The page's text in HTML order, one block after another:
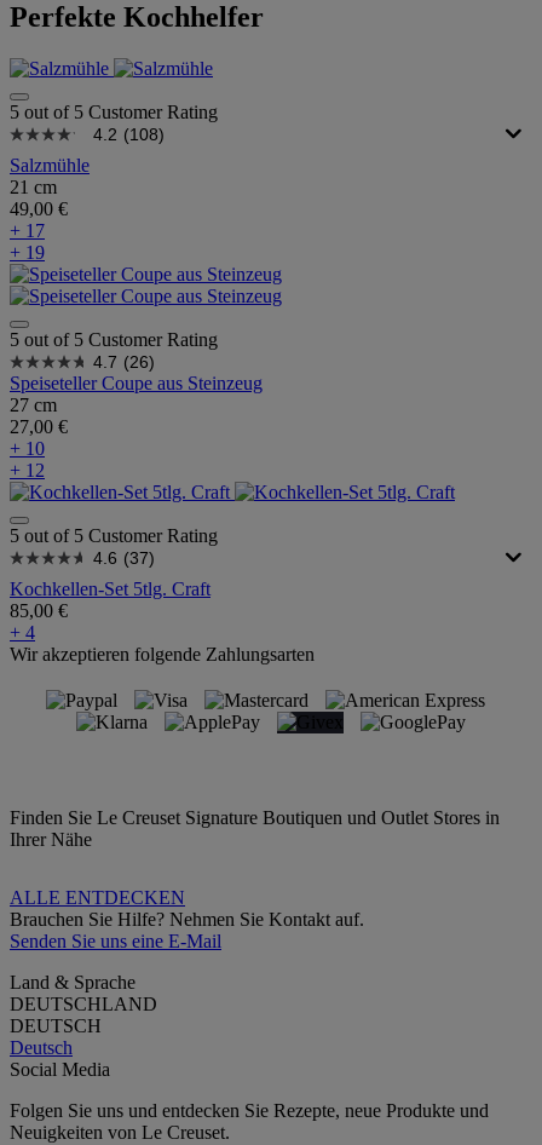
Perfekte Kochhelfer
5 out of 5 Customer Rating
4.2 (108)
Salzmühle
21 cm
49,00 €
+ 17
+ 19
5 out of 5 Customer Rating
4.7 (26)
Speiseteller Coupe aus Steinzeug
27 cm
27,00 €
+ 10
+ 12
5 out of 5 Customer Rating
4.6 (37)
Kochkellen-Set 5tlg. Craft
85,00 €
+ 4
Wir akzeptieren folgende Zahlungsarten
Finden Sie Le Creuset Signature Boutiquen und Outlet Stores in
Ihrer Nähe
ALLE ENTDECKEN
Brauchen Sie Hilfe? Nehmen Sie Kontakt auf.
Senden Sie uns eine E-Mail
Land & Sprache
DEUTSCHLAND
DEUTSCH
Deutsch
Social Media
Folgen Sie uns und entdecken Sie Rezepte, neue Produkte und
Neuigkeiten von Le Creuset.